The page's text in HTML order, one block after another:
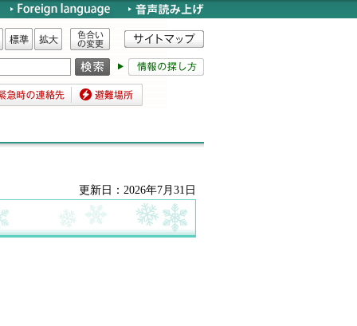
標準 拡大
色合いの変更
の連絡先 避難場所
更新日：2026年7月31日